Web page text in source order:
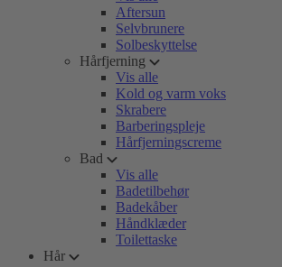
Aftersun
Selvbrunere
Solbeskyttelse
Hårfjerning
Vis alle
Kold og varm voks
Skrabere
Barberingspleje
Hårfjerningscreme
Bad
Vis alle
Badetilbehør
Badekåber
Håndklæder
Toilettaske
Hår